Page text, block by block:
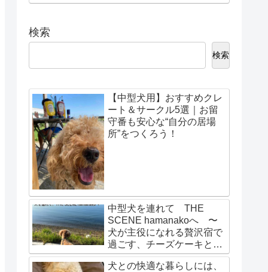
検索
検索
【中型犬用】おすすめクレ
ート＆サークル5選｜お留
守番も安心な“自分の居場
所”をつくろう！
中型犬を連れて THE
SCENE hamanakoへ 〜
犬が主役になれる贅沢宿で
過ごす、チーズケーキとさ
わやかで彩る1泊2日〜
犬との快適な暮らしには、